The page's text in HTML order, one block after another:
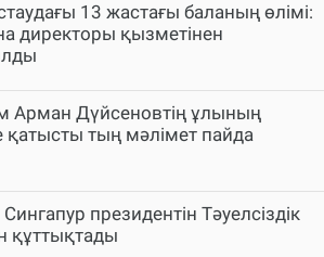
13 жастағы баланың өлімі:
директоры қызметінен
Арман Дүйсеновтің ұлының
қатысты тың мәлімет пайда
президентін Тәуелсіздік
құттықтады